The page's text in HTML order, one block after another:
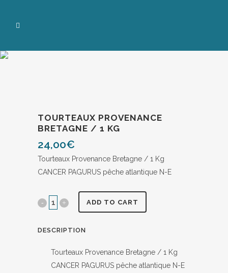
TOURTEAUX PROVENANCE
BRETAGNE / 1 KG
24,00€
Tourteaux Provenance Bretagne / 1 Kg
CANCER PAGURUS pêche atlantique N-E
ADD TO CART
DESCRIPTION
Tourteaux Provenance Bretagne / 1 Kg
CANCER PAGURUS pêche atlantique N-E